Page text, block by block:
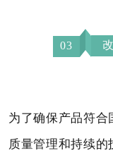
03
为了确保产品符
质量管理和持续